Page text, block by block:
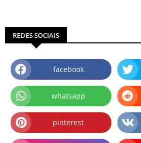
REDES SOCIAIS
facebook
whatsapp
pinterest